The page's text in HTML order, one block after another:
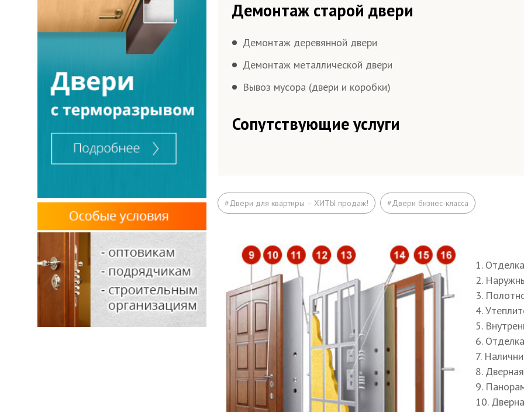
Размер
Лист стали
Обналичка по периметру коробки 50×2 мм
Резиновый уплотнитель по
Притворная планка (нащельник) полоса
Петли диаметр
Противосъемные устройства
#Двери для квартиры – ХИТЫ продаж! #Двери бизнес-класса
1.
2.
3.
4.
5.
6.
7.
8.
9.
10.